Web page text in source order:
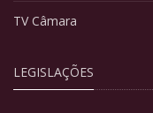
TV Câmara
LEGISLAÇÕES